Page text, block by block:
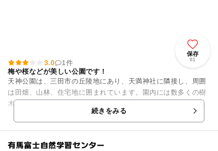
保存
61
3.0
1件
梅や桜などが美しい公園です！
天神公園は、三田市の丘陵地にあり、天満神社に隣接し、周囲
は田畑、山林、住宅地に囲まれています。園内には数多くの樹
木が配置され、芝生も敷設されています。また、園路や遊具、
あずまや、ベンチ、駐車場等...続きをみる
有馬富士自然学習センター